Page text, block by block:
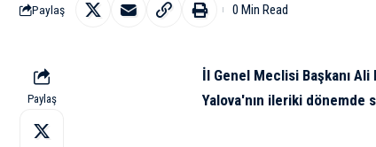
Paylaş 0 Min Read
Paylaş
İl Genel Meclisi Başkanı Ali
Yalova'nın ileriki dönemde